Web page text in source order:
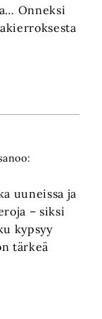
Onneksi
uuneissa ja
– siksi
kypsyy
tärkeä